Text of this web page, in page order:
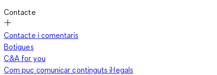
Contacte
Contacte i comentaris
Botigues
C&A for you
Com puc comunicar continguts il·legals